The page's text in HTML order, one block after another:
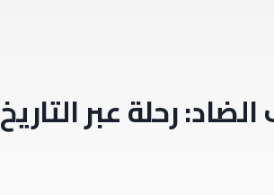
رحلة عبر التاريخ